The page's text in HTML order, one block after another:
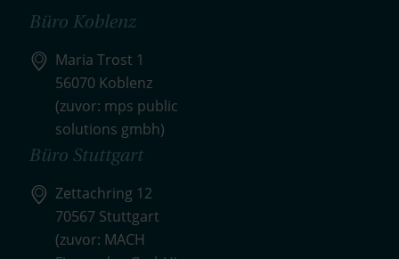
Büro Koblenz
Maria Trost 1
56070 Koblenz
(zuvor: mps public
solutions gmbh)
Büro Stuttgart
Zettachring 12
70567 Stuttgart
(zuvor: MACH